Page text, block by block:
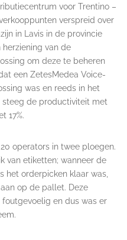
voor Trentino –
verspreid over
in Lavis in de provincie
van de
om deze te beheren
een ZetesMedea Voice-
was en reeds in het
de productiviteit met
17%.
operators in twee ploegen.
van etiketten; wanneer de
het orderpicken klaar was,
op de pallet. Deze
en dus was er